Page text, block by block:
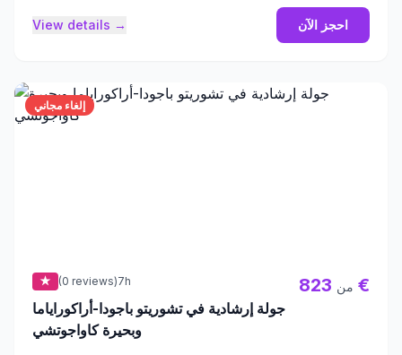
View details → احجز الآن
إلغاء مجاني
★ (0 reviews)7h
جولة إرشادية في تشوريتو باجودا-أراكوراياما
وبحيرة كاواجوتشي
من 823 €